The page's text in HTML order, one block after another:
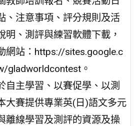
、注意事項、評分規則及活
明、測評與練習軟體下載，
網站：https://sites.google.c
gladworldcontest。
自主學習、以賽促學、以測
大賽提供專業英(日)語文多元
離線學習及測評的資源及操